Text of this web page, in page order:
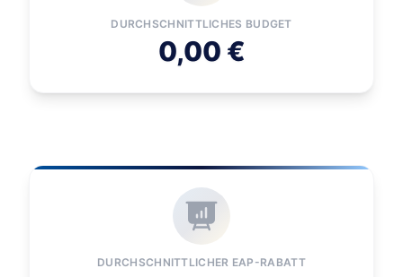
DURCHSCHNITTLICHES BUDGET
0,00 €
DURCHSCHNITTLICHER EAP-RABATT